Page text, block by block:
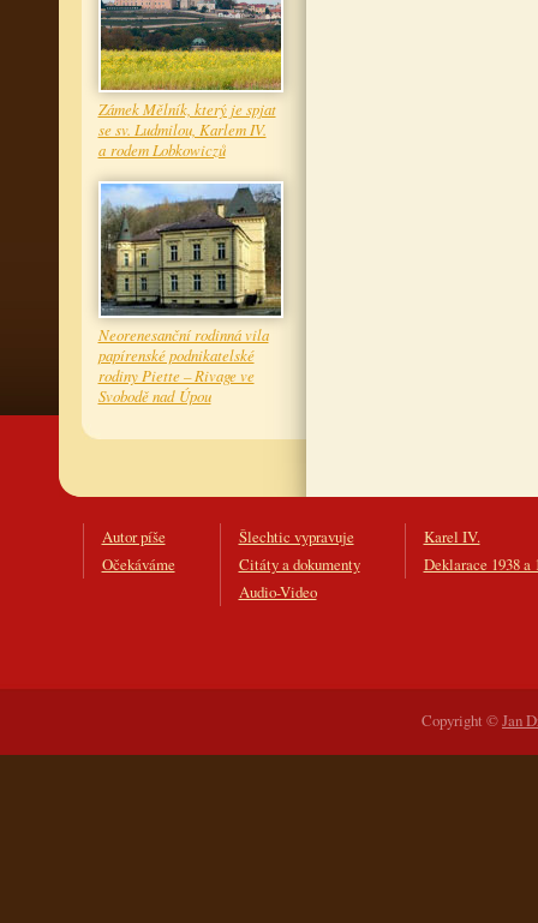
Zámek Mělník, který je spjat
se sv. Ludmilou, Karlem IV.
a rodem Lobkowiczů
Neorenesanční rodinná vila
papírenské podnikatelské
rodiny Piette – Rivage ve
Svobodě nad Úpou
Autor píše
Očekáváme
Šlechtic vypravuje
Citáty a dokumenty
Audio-Video
Karel IV.
Deklarace 1938 a
Copyright ©Jan